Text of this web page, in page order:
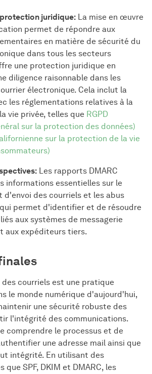
juridique: La mise en œuvre
permet de répondre aux
en matière de sécurité du
dans tous les secteurs
une protection juridique en
diligence raisonnable dans les
électronique. Cela inclut la
les réglementations relatives à la
vie privée, telles que RGPD
sur la protection des données)
sur la protection de la vie
Les rapports DMARC
informations essentielles sur le
d'envoi des courriels et les abus
permet d'identifier et de résoudre
aux systèmes de messagerie
aux expéditeurs tiers.
courriels est une pratique
le monde numérique d'aujourd'hui,
une sécurité robuste des
l'intégrité des communications.
comprendre le processus et de
une adresse mail ainsi que
intégrité. En utilisant des
que SPF, DKIM et DMARC, les